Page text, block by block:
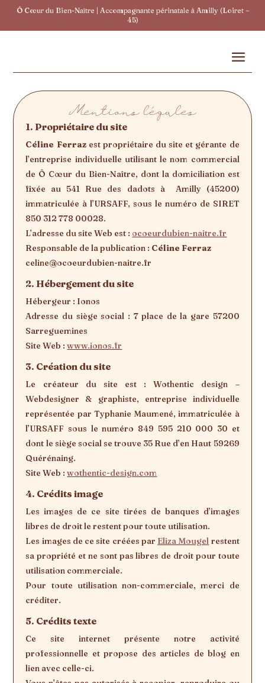
Ô Cœur du Bien-Naître | Accompagnante périnatale à Amilly (Loiret –
45)
Mentions légales
1. Propriétaire du site
Céline Ferrazest propriétaire du site et gérante de
l’entreprise individuelle utilisant le nom commercial
de Ô Cœur du Bien-Naître, dont la domiciliation est
fixée au 541 Rue des dadots à Amilly (45200)
immatriculée à l’URSAFF, sous le numéro de SIRET
850 312 778 00028.
L’adresse du site Web est : ocoeurdubien-naitre.fr
Responsable de la publication : Céline Ferraz
celine@ocoeurdubien-naitre.fr
2. Hébergement du site
Hébergeur : Ionos
Adresse du siège social : 7 place de la gare 57200
Sarreguemines
Site Web :www.ionos.fr
3. Création du site
Le créateur du site est : Wothentic design –
Webdesigner & graphiste, entreprise individuelle
représentée par Typhanie Maumené, immatriculée à
l’URSAFF sous le numéro 849 595 210 000 30 et
dont le siège social se trouve 35 Rue d’en Haut 59269
Quérénaing.
Site Web :wothentic-design.com
4. Crédits image
Les images de ce site tirées de banques d’images
libres de droit le restent pour toute utilisation.
Les images de ce site créées par Eliza Mougel restent
sa propriété et ne sont pas libres de droit pour toute
utilisation commerciale.
Pour toute utilisation non-commerciale, merci de
créditer.
5. Crédits texte
Ce site internet présente notre activité
professionnelle et propose des articles de blog en
lien avec celle-ci.